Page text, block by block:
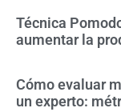
Técnica
aumentar la
Cómo evaluar
un experto: